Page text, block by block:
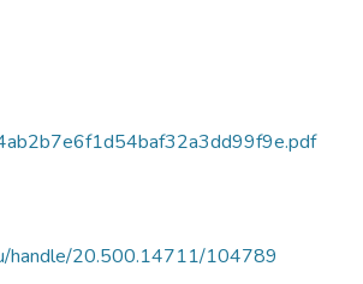
handle/20.500.14711/104789